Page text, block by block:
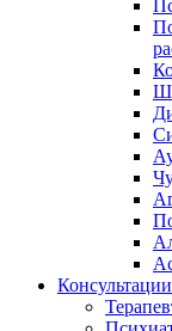
Консультации